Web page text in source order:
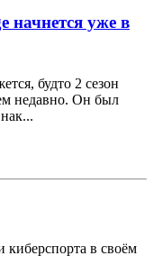
начнется уже в
будто 2 сезон
недавно. Он был
киберспорта в своём